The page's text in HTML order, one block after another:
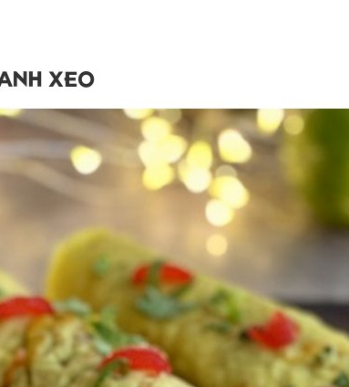
XEO